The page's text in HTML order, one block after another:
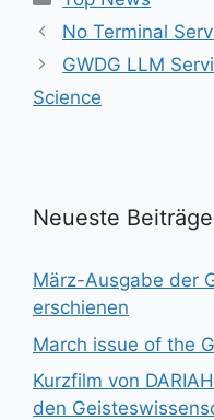
No Terminal
GWDG LLM
Science
Neueste Beiträge
März-Ausgabe der
erschienen
March issue of the
Kurzfilm von
den